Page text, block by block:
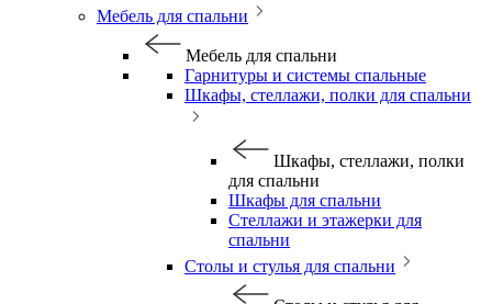
Мебель для спальни
Мебель для спальни
Гарнитуры и системы спальные
Шкафы, стеллажи, полки для спальни
Шкафы, стеллажи, полки
для спальни
Шкафы для спальни
Стеллажи и этажерки для
спальни
Столы и стулья для спальни